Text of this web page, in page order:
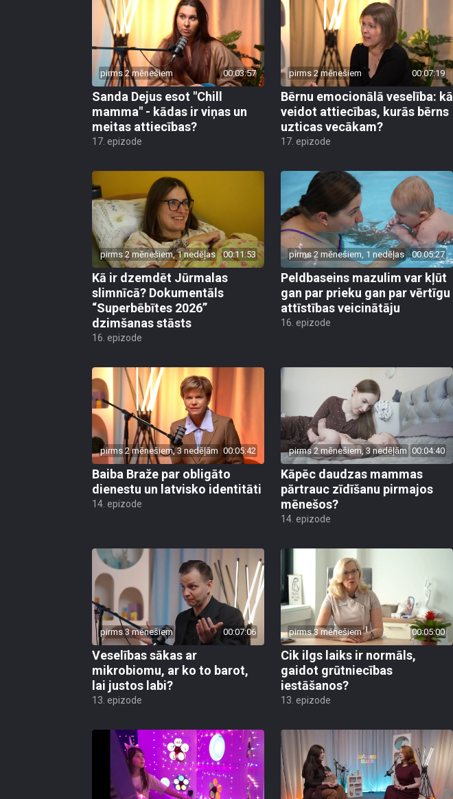
pirms 2 mēnešiem 00:03:57
Sanda Dejus esot "Chill
mamma" - kādas ir viņas un
meitas attiecības?
17. epizode
pirms 2 mēnešiem 00:07:19
Bērnu emocionālā veselība: kā
veidot attiecības, kurās bērns
uzticas vecākam?
17. epizode
pirms 2 mēnešiem, 1 nedēļas 00:11:53
Kā ir dzemdēt Jūrmalas
slimnīcā? Dokumentāls
“Superbēbītes 2026”
dzimšanas stāsts
16. epizode
pirms 2 mēnešiem, 1 nedēļas 00:05:27
Peldbaseins mazulim var kļūt
gan par prieku gan par vērtīgu
attīstības veicinātāju
16. epizode
pirms 2 mēnešiem, 3 nedēļām 00:05:42
Baiba Braže par obligāto
dienestu un latvisko identitāti
14. epizode
pirms 2 mēnešiem, 3 nedēļām 00:04:40
Kāpēc daudzas mammas
pārtrauc zīdīšanu pirmajos
mēnešos?
14. epizode
pirms 3 mēnešiem 00:07:06
Veselības sākas ar
mikrobiomu, ar ko to barot,
lai justos labi?
13. epizode
pirms 3 mēnešiem 00:05:00
Cik ilgs laiks ir normāls,
gaidot grūtniecības
iestāšanos?
13. epizode